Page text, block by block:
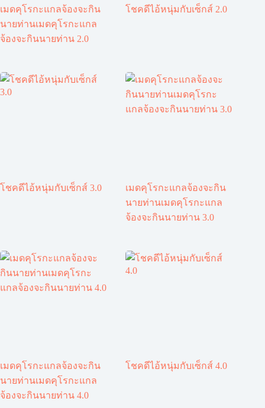
เมดคุโรกะแกลจ้องจะกิน
นายท่านเมดคุโรกะแกล
จ้องจะกินนายท่าน 2.0
โชคดีไอ้หนุ่มกับเซ็กส์ 2.0
โชคดีไอ้หนุ่มกับเซ็กส์ 3.0
เมดคุโรกะแกลจ้องจะกิน
นายท่านเมดคุโรกะแกล
จ้องจะกินนายท่าน 3.0
เมดคุโรกะแกลจ้องจะกิน
นายท่านเมดคุโรกะแกล
จ้องจะกินนายท่าน 4.0
โชคดีไอ้หนุ่มกับเซ็กส์ 4.0